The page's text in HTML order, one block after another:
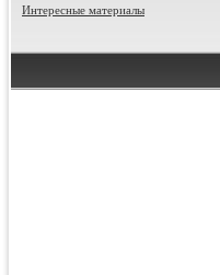
Интересные материалы